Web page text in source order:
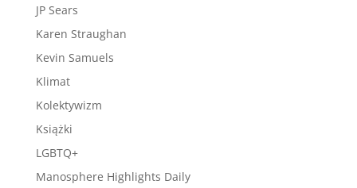
JP Sears
Karen Straughan
Kevin Samuels
Klimat
Kolektywizm
Książki
LGBTQ+
Manosphere Highlights Daily